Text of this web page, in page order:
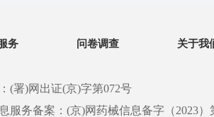
务 问卷调查 关于我
(署)网出证(京)字第072号
服务备案：(京)网药械信息备字（2023）